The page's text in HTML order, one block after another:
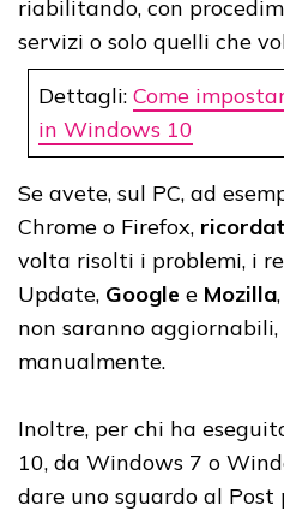
riabilitando, con
servizi o solo quelli che
Dettagli: Come
in Windows 10
Se avete, sul PC, ad
Chrome o Firefox,
volta risolti i problemi, i
Update, Google e Mozilla
non saranno aggiornabili,
manualmente.
Inoltre, per chi ha
10, da Windows 7 o
dare uno sguardo al Post